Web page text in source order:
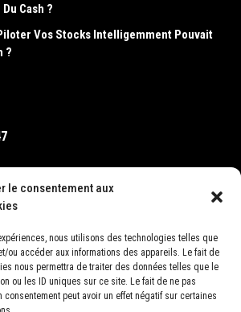
le consentement aux
nous utilisons des technologies telles que
ou accéder aux informations des appareils. Le fait de
nous permettra de traiter des données telles que le
ou les ID uniques sur ce site. Le fait de ne pas
peut avoir un effet négatif sur certaines
Cash ?
Vos Stocks Intelligemment Pouvait
?